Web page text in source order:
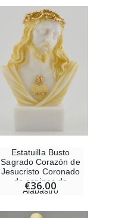
Estatuilla Busto
Sagrado Corazón de
Jesucristo Coronado
de espinas de
Alabastro
€36.00